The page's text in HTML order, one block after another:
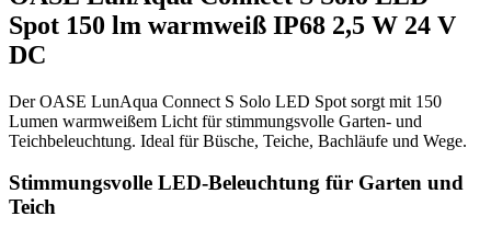
Spot 150 lm warmweiß IP68 2,5 W 24 V
DC
Der OASE LunAqua Connect S Solo LED Spot sorgt mit 150
Lumen warmweißem Licht für stimmungsvolle Garten- und
Teichbeleuchtung. Ideal für Büsche, Teiche, Bachläufe und Wege.
Stimmungsvolle LED-Beleuchtung für Garten und
Teich